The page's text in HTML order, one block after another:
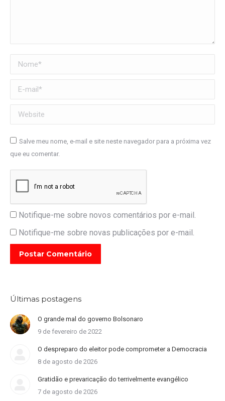
Nome *
E-mail *
Website
Salve meu nome, e-mail e site neste navegador para a próxima vez
que eu comentar.
Notifique-me sobre novos comentários por e-mail.
Notifique-me sobre novas publicações por e-mail.
Postar Comentário
Últimas postagens
O grande mal do governo Bolsonaro
9 de fevereiro de 2022
O despreparo do eleitor pode comprometer a Democracia
8 de agosto de 2026
Gratidão e prevaricação do terrivelmente evangélico
7 de agosto de 2026